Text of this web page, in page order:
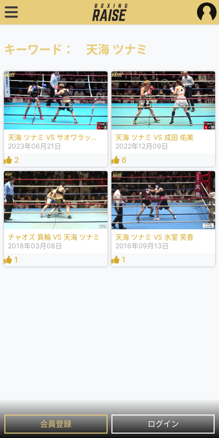
会員登録 ログイン
キーワード： 天海 ツナミ
天海 ツナミ VS サオワラック ラリーペンシー
2023年06月21日
2
天海 ツナミ VS 成田 佑美
2022年12月09日
6
チャオズ 箕輪 VS 天海 ツナミ
2018年03月08日
1
天海 ツナミ VS 氷室 笑香
2016年09月13日
1